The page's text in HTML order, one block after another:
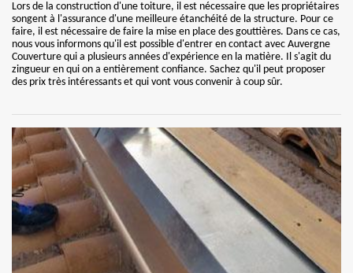
Lors de la construction d'une toiture, il est nécessaire que les propriétaires
songent à l'assurance d'une meilleure étanchéité de la structure. Pour ce
faire, il est nécessaire de faire la mise en place des gouttières. Dans ce cas,
nous vous informons qu'il est possible d'entrer en contact avec Auvergne
Couverture qui a plusieurs années d'expérience en la matière. Il s'agit du
zingueur en qui on a entièrement confiance. Sachez qu'il peut proposer
des prix très intéressants et qui vont vous convenir à coup sûr.